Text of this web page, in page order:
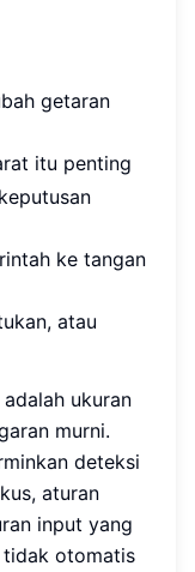
getaran
itu penting
ke tangan
atau
ukuran
murni.
deteksi
aturan
input yang
tidak otomatis